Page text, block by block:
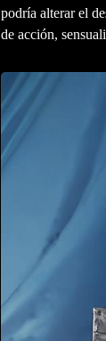
podría alterar el
de acción,